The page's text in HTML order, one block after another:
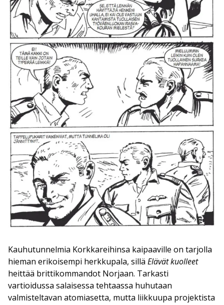
Kauhutunnelmia Korkkareihinsa kaipaaville on tarjolla
hieman erikoisempi herkkupala, sillä Elävät kuolleet
heittää brittikommandot Norjaan. Tarkasti
vartioidussa salaisessa tehtaassa huhutaan
valmisteltavan atomiasetta, mutta liikkuupa projektista